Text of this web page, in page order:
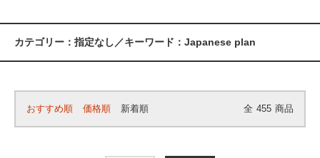
カテゴリー：指定なし／キーワード：Japanese plan
おすすめ順 価格順 新着順 全 455 商品